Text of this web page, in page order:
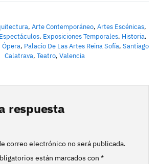
, Arte Contemporáneo, Artes Escénicas,
Espectáculos, Exposiciones Temporales, Historia,
Ópera, Palacio De Las Artes Reina Sofía, Santiago
Calatrava, Teatro, Valencia
respuesta
correo electrónico no será publicada.
están marcados con *